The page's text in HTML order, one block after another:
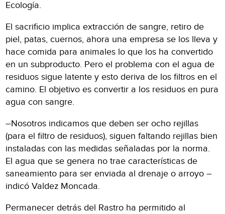
Ecología.
El sacrificio implica extracción de sangre, retiro de
piel, patas, cuernos, ahora una empresa se los lleva y
hace comida para animales lo que los ha convertido
en un subproducto. Pero el problema con el agua de
residuos sigue latente y esto deriva de los filtros en el
camino. El objetivo es convertir a los residuos en pura
agua con sangre.
–Nosotros indicamos que deben ser ocho rejillas
(para el filtro de residuos), siguen faltando rejillas bien
instaladas con las medidas señaladas por la norma.
El agua que se genera no trae características de
saneamiento para ser enviada al drenaje o arroyo –
indicó Valdez Moncada.
Permanecer detrás del Rastro ha permitido al